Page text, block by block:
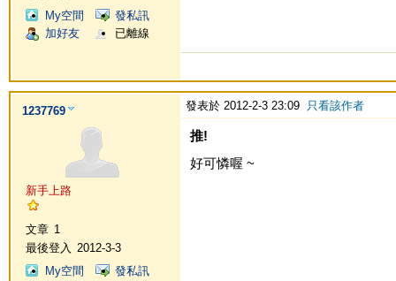
My空間
發私訊
加好友
已離線
1237769
新手上路
文章 1
最後登入
2012-3-3
My空間
發私訊
發表於 2012-2-3 23:09 只看該作者
推!
好可憐喔 ~